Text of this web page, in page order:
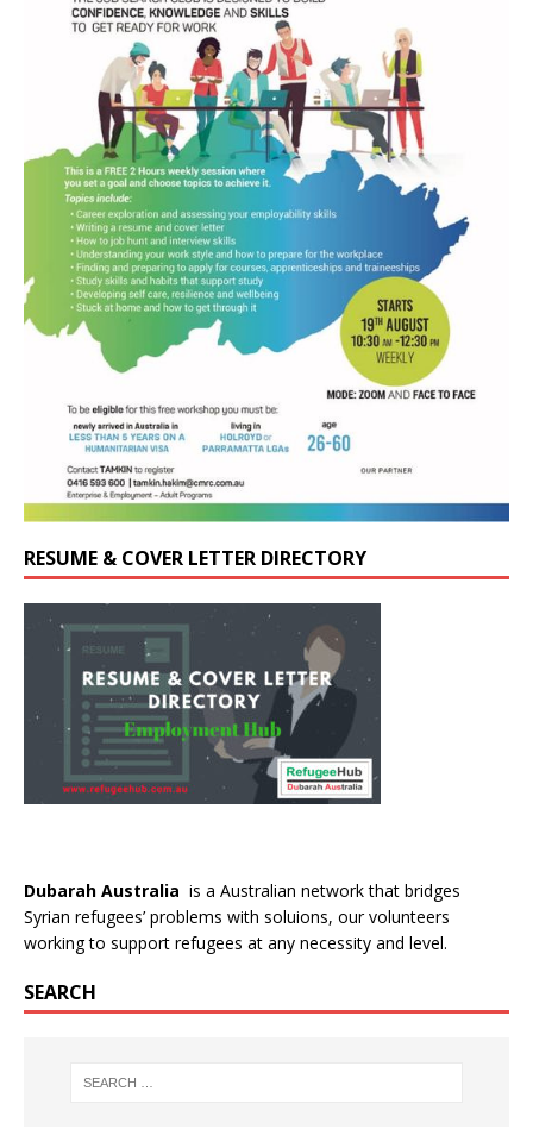
RESUME & COVER LETTER DIRECTORY
Dubarah Australia is a Australian network that bridges
Syrian refugees’ problems with soluions, our volunteers
working to support refugees at any necessity and level.
SEARCH